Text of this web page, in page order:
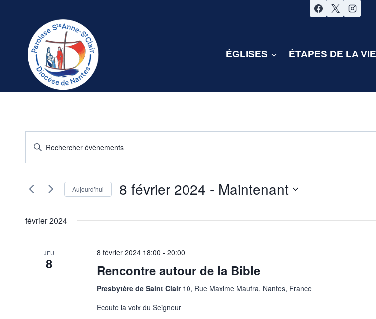
ÉGLISES ÉTAPES DE LA VIE
Recherche
et
navigation
vues
Évènements
Saisir
Rechercher
Évènements
mot-
Aujourd’hui 8 février 2024 - Maintenant
une
février 2024
JEU
8
8 février 2024 18:00 -20:00
Rencontre autour de la Bible
Presbytère de Saint Clair 10, Rue Maxime Maufra, Nantes, France
Ecoute la voix du Seigneur